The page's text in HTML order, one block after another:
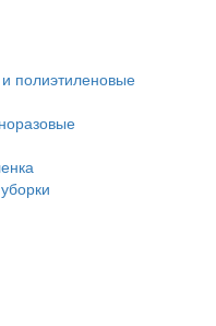
полиэтиленовые